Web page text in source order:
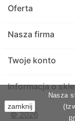
Oferta
Nasza firma
Twoje konto
Informacja o
zamknij
Nasza
© 2026